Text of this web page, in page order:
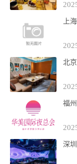
上
北
福
深